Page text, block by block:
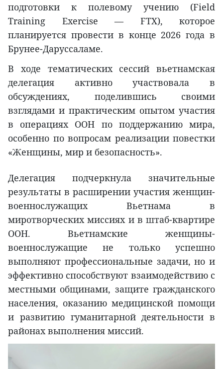
подготовки к полевому учению (Field
Training Exercise — FTX), которое
планируется провести в конце 2026 года в
Брунее-Даруссаламе.
В ходе тематических сессий вьетнамская
делегация активно участвовала в
обсуждениях, поделившись своими
взглядами и практическим опытом участия
в операциях ООН по поддержанию мира,
особенно по вопросам реализации повестки
«Женщины, мир и безопасность».
Делегация подчеркнула значительные
результаты в расширении участия женщин-
военнослужащих Вьетнама в
миротворческих миссиях и в штаб-квартире
ООН. Вьетнамские женщины-
военнослужащие не только успешно
выполняют профессиональные задачи, но и
эффективно способствуют взаимодействию с
местными общинами, защите гражданского
населения, оказанию медицинской помощи
и развитию гуманитарной деятельности в
районах выполнения миссий.